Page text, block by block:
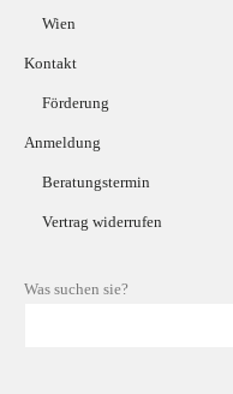
Wien
Kontakt
Förderung
Anmeldung
Beratungstermin
Vertrag widerrufen
Was suchen sie?